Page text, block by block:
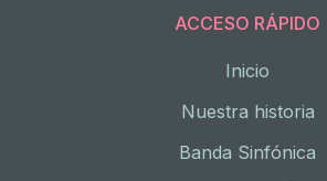
ACCESO RÁPIDO
Inicio
Nuestra historia
Banda Sinfónica